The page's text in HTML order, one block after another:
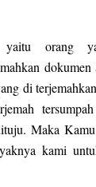
yaitu orang
dokumen
di
Maka
kami